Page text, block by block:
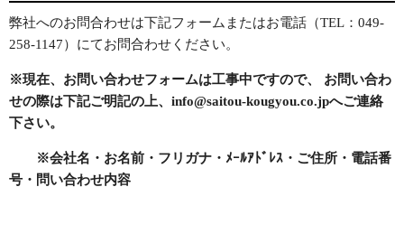
弊社へのお問合わせは下記フォームまたはお電話（TEL：049-
258-1147）にてお問合わせください。
※現在、お問い合わせフォームは工事中ですので、
お問い合わ
せの際は下記ご明記の上、info@saitou-kougyou.co.jpへご連絡
下さい。
※会社名・お名前・フリガナ・ﾒｰﾙｱﾄﾞﾚｽ・ご住所・電話番
号・問い合わせ内容